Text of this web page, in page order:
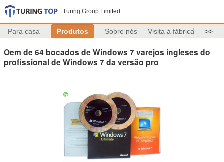
Turing Group Limited
Para casa Produtos Sobre nós Visita à fábrica >>
Oem de 64 bocados de Windows 7 varejos ingleses do
profissional de Windows 7 da versão pro